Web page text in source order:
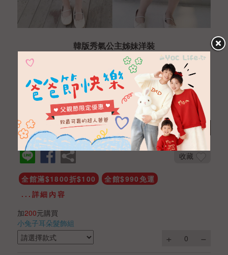
韓版秀氣公主姊妹洋裝
NTD 540
NTD 400
商品編號
CGA012001060
數量
加入購物車
收藏
全館滿$1800折$100
全館$990免運
...詳細內容
加200元購買
小兔子耳朵髮飾組